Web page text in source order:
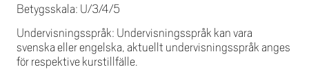
Betygsskala: U/3/4/5
Undervisningsspråk: Undervisningsspråk kan vara
svenska eller engelska, aktuellt undervisningsspråk anges
för respektive kurstillfälle.